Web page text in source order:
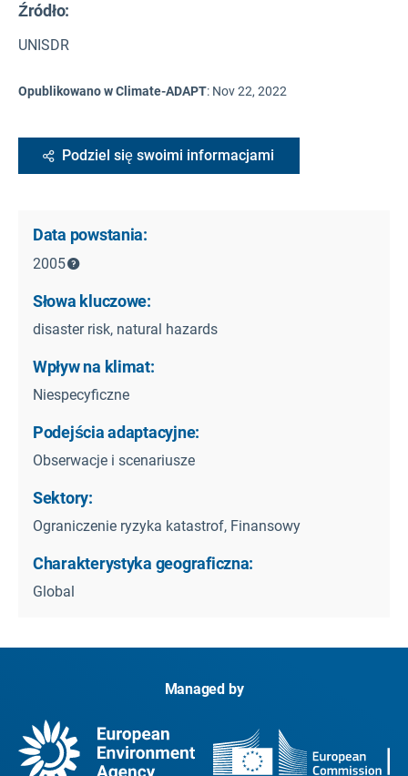
Źródło:
UNISDR
Opublikowano w Climate-ADAPT: Nov 22, 2022
Podziel się swoimi informacjami
Data powstania:
2005
Słowa kluczowe:
disaster risk, natural hazards
Wpływ na klimat:
Niespecyficzne
Podejścia adaptacyjne:
Obserwacje i scenariusze
Sektory:
Ograniczenie ryzyka katastrof, Finansowy
Charakterystyka geograficzna:
Global
Managed by